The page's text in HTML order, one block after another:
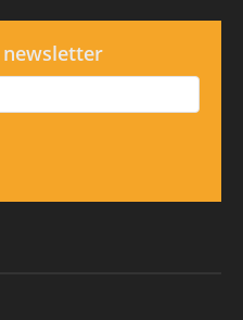
newsletter